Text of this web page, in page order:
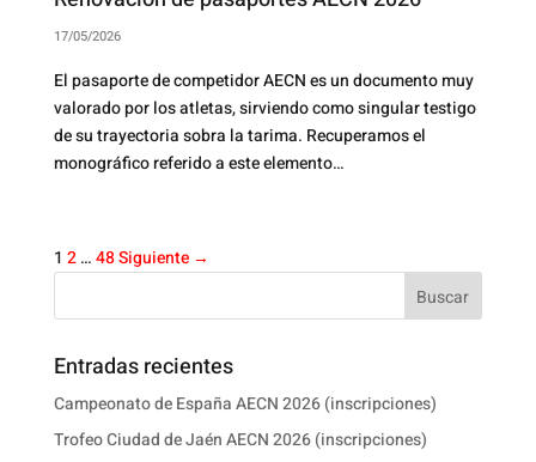
17/05/2026
El pasaporte de competidor AECN es un documento muy
valorado por los atletas, sirviendo como singular testigo
de su trayectoria sobra la tarima. Recuperamos el
monográfico referido a este elemento…
1 2 …48Siguiente →
Buscar
Entradas recientes
Campeonato de España AECN 2026 (inscripciones)
Trofeo Ciudad de Jaén AECN 2026 (inscripciones)